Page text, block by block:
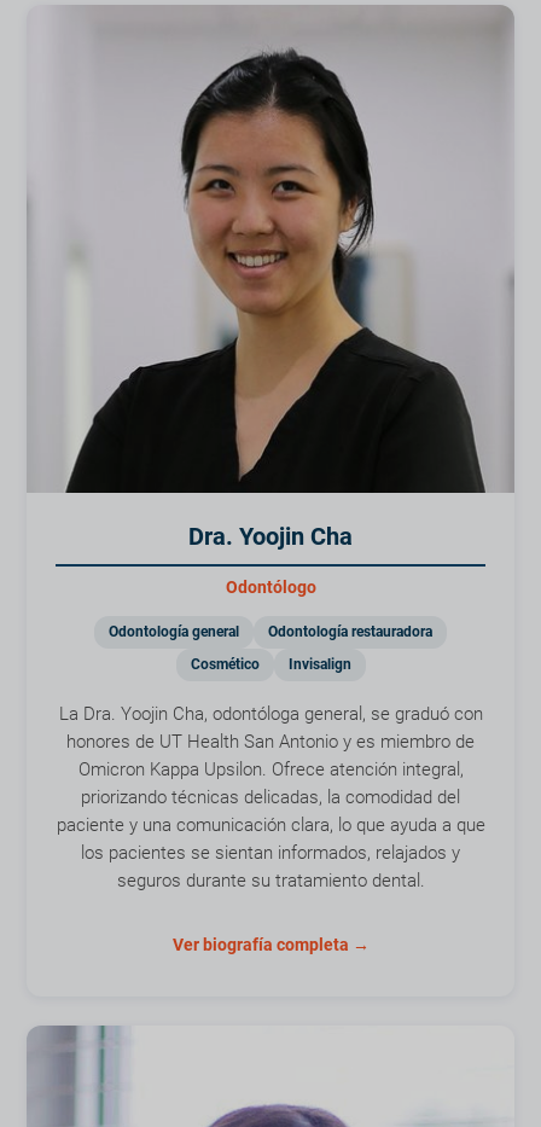
Dra. Yoojin Cha
Odontólogo
Odontología general
Odontología restauradora
Cosmético
Invisalign
La Dra. Yoojin Cha, odontóloga general, se graduó con
honores de UT Health San Antonio y es miembro de
Omicron Kappa Upsilon. Ofrece atención integral,
priorizando técnicas delicadas, la comodidad del
paciente y una comunicación clara, lo que ayuda a que
los pacientes se sientan informados, relajados y
seguros durante su tratamiento dental.
Ver biografía completa →